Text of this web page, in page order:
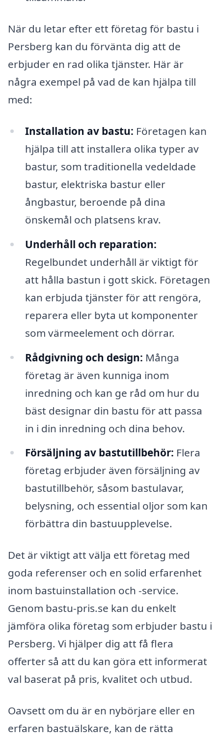
När du letar efter ett företag för bastu i
Persberg kan du förvänta dig att de
erbjuder en rad olika tjänster. Här är
några exempel på vad de kan hjälpa till
med:
Installation av bastu: Företagen kan
hjälpa till att installera olika typer av
bastur, som traditionella vedeldade
bastur, elektriska bastur eller
ångbastur, beroende på dina
önskemål och platsens krav.
Underhåll och reparation:
Regelbundet underhåll är viktigt för
att hålla bastun i gott skick. Företagen
kan erbjuda tjänster för att rengöra,
reparera eller byta ut komponenter
som värmeelement och dörrar.
Rådgivning och design: Många
företag är även kunniga inom
inredning och kan ge råd om hur du
bäst designar din bastu för att passa
in i din inredning och dina behov.
Försäljning av bastutillbehör: Flera
företag erbjuder även försäljning av
bastutillbehör, såsom bastulavar,
belysning, och essential oljor som kan
förbättra din bastuupplevelse.
Det är viktigt att välja ett företag med
goda referenser och en solid erfarenhet
inom bastuinstallation och -service.
Genom bastu-pris.se kan du enkelt
jämföra olika företag som erbjuder bastu i
Persberg. Vi hjälper dig att få flera
offerter så att du kan göra ett informerat
val baserat på pris, kvalitet och utbud.
Oavsett om du är en nybörjare eller en
erfaren bastuälskare, kan de rätta